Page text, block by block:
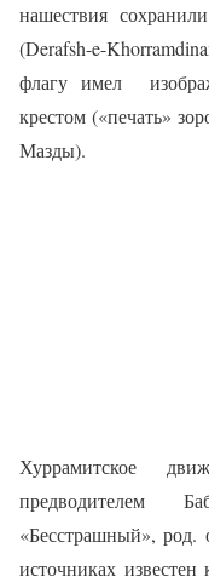
нашествия
(Derafsh-e-
флагу имел
крестом («печать»
Мазды).
Хуррамитское
предводителем
«Бесстрашный»,
источниках